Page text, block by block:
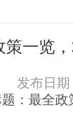
策一览
发布日
题：最全